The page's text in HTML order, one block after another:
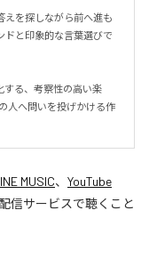
えを探しながら前へ進も
ドと印象的な言葉選びで
する、考察性の高い楽
人へ問いを投げかける作
MUSIC、 YouTube
信サービスで聴くこと